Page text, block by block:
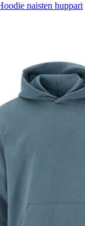
naisten huppari